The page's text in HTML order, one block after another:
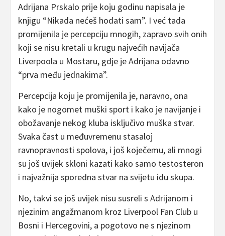
Adrijana Prskalo prije koju godinu napisala je
knjigu “Nikada nećeš hodati sam”. I već tada
promijenila je percepciju mnogih, zapravo svih onih
koji se nisu kretali u krugu najvećih navijača
Liverpoola u Mostaru, gdje je Adrijana odavno
“prva među jednakima”.
Percepcija koju je promijenila je, naravno, ona
kako je nogomet muški sport i kako je navijanje i
obožavanje nekog kluba isključivo muška stvar.
Svaka čast u međuvremenu stasaloj
ravnopravnosti spolova, i još koječemu, ali mnogi
su još uvijek skloni kazati kako samo testosteron
i najvažnija sporedna stvar na svijetu idu skupa.
No, takvi se još uvijek nisu susreli s Adrijanom i
njezinim angažmanom kroz Liverpool Fan Club u
Bosni i Hercegovini, a pogotovo ne s njezinom